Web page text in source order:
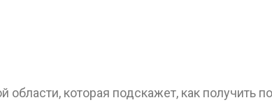
которая подскажет, как получить